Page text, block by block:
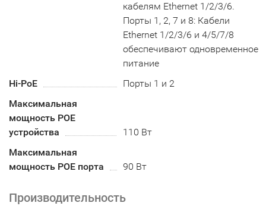
кабелям Ethernet 1/2/3/6.
Порты 1, 2, 7 и 8: Кабели
Ethernet 1/2/3/6 и 4/5/7/8
обеспечивают одновременное
питание
Hi-PoE
Порты 1 и 2
Максимальная
мощность POE
устройства
110 Вт
Максимальная
мощность POE порта
90 Вт
Производительность